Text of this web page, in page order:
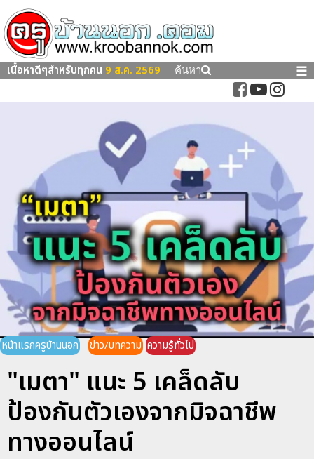
เนื้อหาดีๆสำหรับทุกคน 9 ส.ค. 2569 ค้นหา ☰
หน้าแรกครูบ้านนอก ข่าว/บทความ ความรู้ทั่วไป
"เมตา" แนะ 5 เคล็ดลับ
ป้องกันตัวเองจากมิจฉาชีพ
ทางออนไลน์